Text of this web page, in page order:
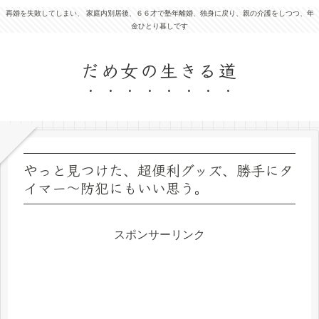
再婚を失敗してしまい、 家庭内別居後、６６才で塾年離婚、独身に戻り、親の介護をしつつ、年
金ひとり暮しです
だめ女の生きる道
やっと見つけた、超便利グッズ、勝手にタ
イマー～防犯にもいい思う。
スポンサーリンク